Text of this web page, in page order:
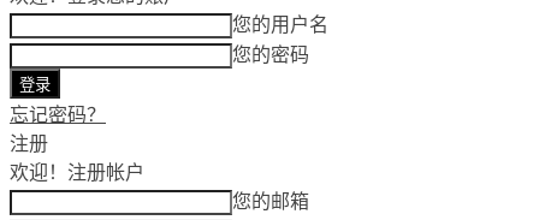
您的用户名
您的密码
忘记密码？
注册
欢迎！ 注册帐户
您的邮箱